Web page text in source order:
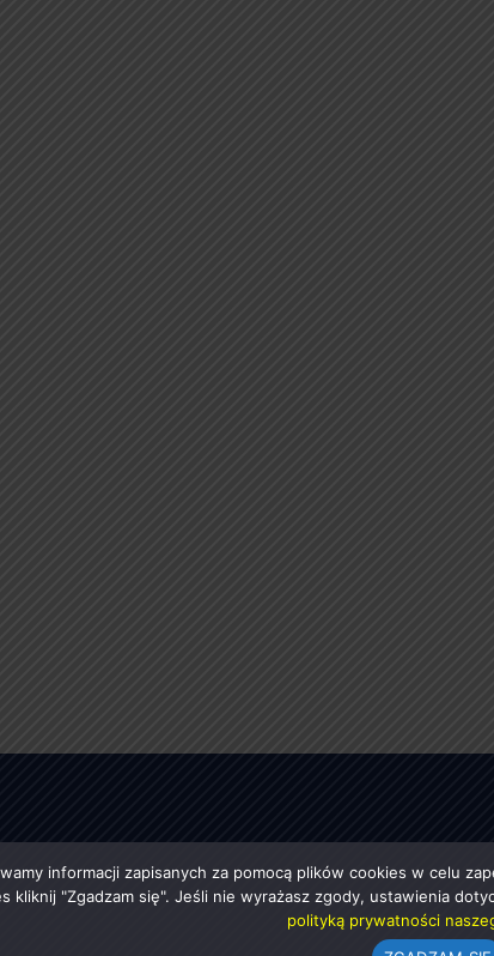
informacji zapisanych za pomocą plików cookies w celu
kliknij "Zgadzam się". Jeśli nie wyrażasz zgody, ustawienia
polityką prywatności